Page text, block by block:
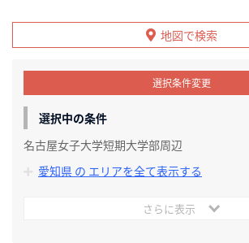
地図で検索
選択条件変更
選択中の条件
名古屋女子大学短期大学部周辺
愛知県 の エリアを全て表示する
さらに表示